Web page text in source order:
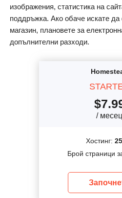
изображения, статистика на
поддръжка. Ако обаче искате
магазин, плановете за
допълнителни разходи.
$
/ месец
Хостинг:
Брой страници